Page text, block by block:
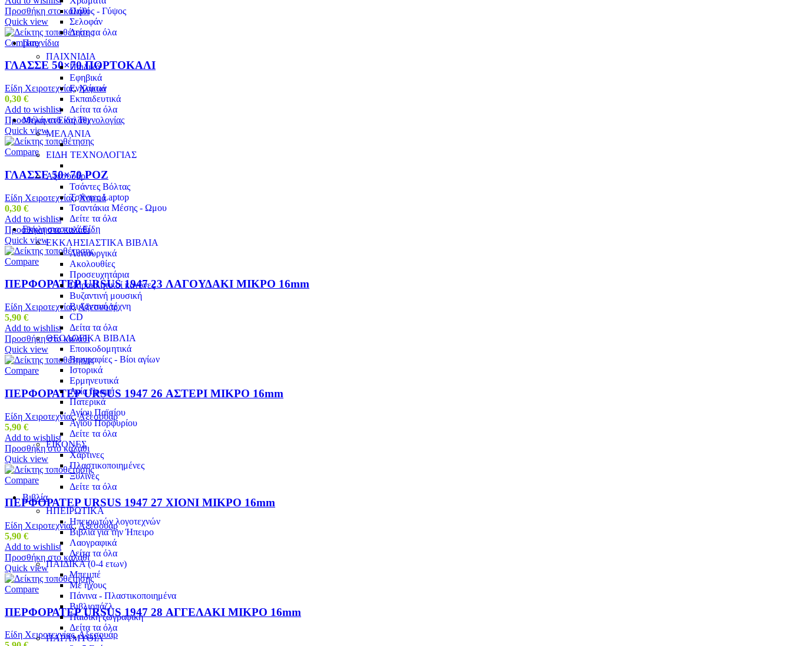
Πηλός - Γύψος
Σελοφάν
Δείτε τα όλα
Παιχνίδια
ΠΑΙΧΝΙΔΙΑ
Παιδικά
Εφηβικά
Ενηλίκων
Εκπαιδευτικά
Δείτα τα όλα
Μελάνια/Είδη Τεχνολογίας
ΜΕΛΑΝΙΑ
ΕΙΔΗ ΤΕΧΝΟΛΟΓΙΑΣ
Αξεσουάρ
Τσάντες Βόλτας
Τσάντες Laptop
Τσαντάκια Μέσης - Ωμου
Δείτε τα όλα
Εκκλησιαστικά Είδη
ΕΚΚΛΗΣΙΑΣΤΙΚΑ ΒΙΒΛΙΑ
Λειτουργικά
Ακολουθίες
Προσευχητάρια
Παρακλητικοί κανόνες
Βυζαντινή μουσική
Βυζαντινή τέχνη
CD
Δείτα τα όλα
ΘΕΟΛΟΓΙΚΑ ΒΙΒΛΙΑ
Εποικοδομητικά
Βιογραφίες - Βίοι αγίων
Ιστορικά
Ερμηνευτικά
Αγία Γραφή
Πατερικά
Αγίου Παϊσίου
Αγίου Πορφυρίου
Δείτε τα όλα
ΕΙΚΟΝΕΣ
Χάρτινες
Πλαστικοποιημένες
Ξύλινες
Δείτε τα όλα
Βιβλία
ΗΠΕΙΡΩΤΙΚΑ
Ηπειρωτών λογοτεχνών
Βιβλία για την Ήπειρο
Λαογραφικά
Δείτα τα όλα
ΠΑΙΔΙΚΑ (0-4 ετων)
Μπεμπέ
Με ήχους
Πάνινα - Πλαστικοποιημένα
Βιβλιοπάζλ
Παιδική ζωγραφική
Δείτα τα όλα
ΠΑΡΑΜΥΘΙΑ
Προσθήκη στο καλάθι
Quick view
Compare
ΓΛΑΣΣΕ 50×70 ΠΟΡΤΟΚΑΛΙ
Είδη Χειροτεχνίας, Χαρτιά
0,30 €
Add to wishlist
Προσθήκη στο καλάθι
Quick view
Compare
ΓΛΑΣΣΕ 50×70 ΡΟΖ
Είδη Χειροτεχνίας, Χαρτιά
0,30 €
Add to wishlist
Προσθήκη στο καλάθι
Quick view
Compare
ΠΕΡΦΟΡΑΤΕΡ URSUS 1947 23 ΛΑΓΟΥΔΑΚΙ ΜΙΚΡΟ 16mm
Είδη Χειροτεχνίας,Αξεσουάρ
5,90 €
Add to wishlist
Προσθήκη στο καλάθι
Quick view
Compare
ΠΕΡΦΟΡΑΤΕΡ URSUS 1947 26 ΑΣΤΕΡΙ ΜΙΚΡΟ 16mm
Είδη Χειροτεχνίας,Αξεσουάρ
5,90 €
Add to wishlist
Προσθήκη στο καλάθι
Quick view
Compare
ΠΕΡΦΟΡΑΤΕΡ URSUS 1947 27 ΧΙΟΝΙ ΜΙΚΡΟ 16mm
Είδη Χειροτεχνίας, Αξεσουάρ
5,90 €
Add to wishlist
Προσθήκη στο καλάθι
Quick view
Compare
ΠΕΡΦΟΡΑΤΕΡ URSUS 1947 28 ΑΓΓΕΛΑΚΙ ΜΙΚΡΟ 16mm
Είδη Χειροτεχνίας, Αξεσουάρ